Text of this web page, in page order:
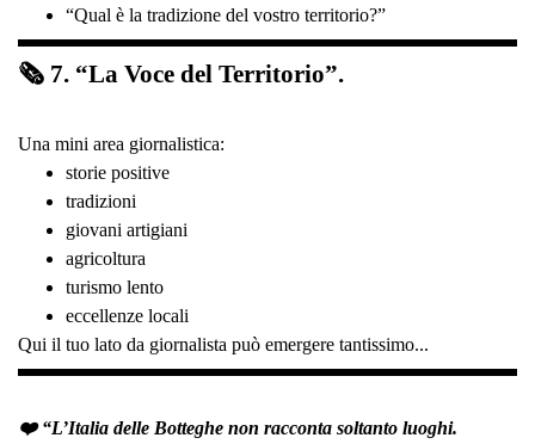
“Qual è la tradizione del vostro territorio?”
🗞 7. “La Voce del Territorio”.
Una mini area giornalistica:
storie positive
tradizioni
giovani artigiani
agricoltura
turismo lento
eccellenze locali
Qui il tuo lato da giornalista può emergere tantissimo...
❤️ “L’Italia delle Botteghe non racconta soltanto luoghi.